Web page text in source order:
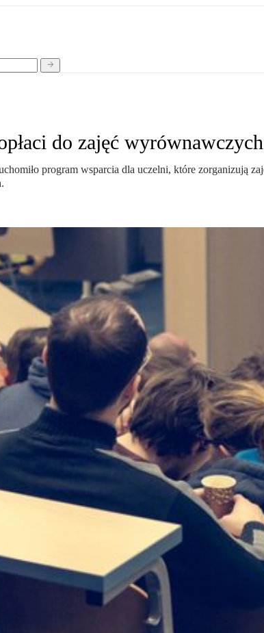
do zajęć
program wsparcia dla uczelni, które zorganizują